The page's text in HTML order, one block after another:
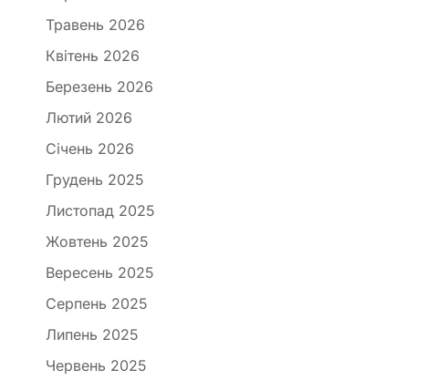
Травень 2026
Квітень 2026
Березень 2026
Лютий 2026
Січень 2026
Грудень 2025
Листопад 2025
Жовтень 2025
Вересень 2025
Серпень 2025
Липень 2025
Червень 2025